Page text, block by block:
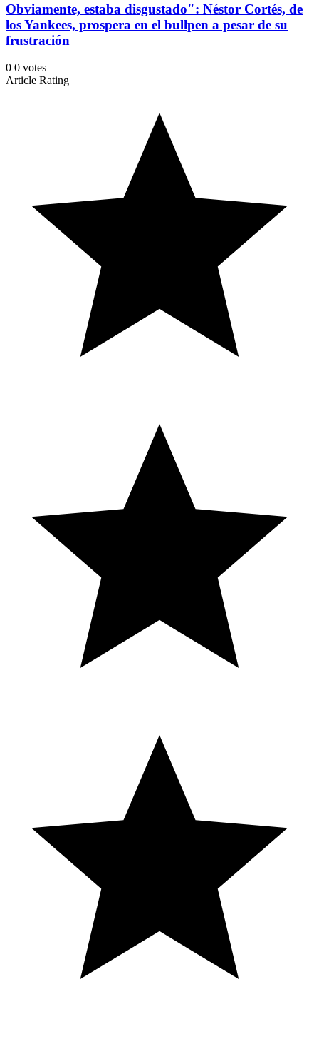
Obviamente, estaba disgustado": Néstor Cortés, de
los Yankees, prospera en el bullpen a pesar de su
frustración
0 0 votes
Article Rating